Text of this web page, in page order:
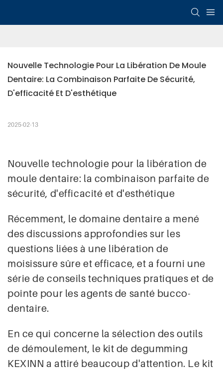
Nouvelle Technologie Pour La Libération De Moule
Dentaire: La Combinaison Parfaite De Sécurité,
D'efficacité Et D'esthétique
2025-02-13
Nouvelle technologie pour la libération de
moule dentaire: la combinaison parfaite de
sécurité, d'efficacité et d'esthétique
Récemment, le domaine dentaire a mené
des discussions approfondies sur les
questions liées à une libération de
moisissure sûre et efficace, et a fourni une
série de conseils techniques pratiques et de
pointe pour les agents de santé bucco-
dentaire.
En ce qui concerne la sélection des outils
de démoulement, le kit de degumming
KEXINN a attiré beaucoup d'attention. Le kit